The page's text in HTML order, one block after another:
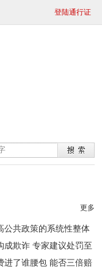
登陆通行证
更多
公共政策的系统性整体
成欺诈 专家建议处罚至
进了谁腰包 能否三倍赔